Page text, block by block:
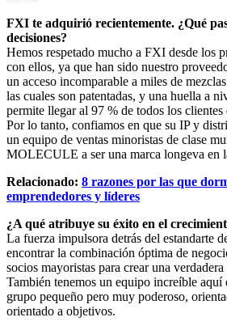
FXI te adquirió recientemente. ¿Qué
decisiones?
Hemos respetado mucho a FXI desde los
con ellos, ya que han sido nuestro
un acceso incomparable a miles de
las cuales son patentadas, y una huella a
permite llegar al 97 % de todos los
Por lo tanto, confiamos en que su IP y
un equipo de ventas minoristas de clase
MOLECULE a ser una marca longeva en
Relacionado: 8 razones por las que
emprendedores y líderes
¿A qué atribuye su éxito en el
La fuerza impulsora detrás del estandarte
encontrar la combinación óptima de
socios mayoristas para crear una
También tenemos un equipo increíble
grupo pequeño pero muy poderoso,
orientado a objetivos.